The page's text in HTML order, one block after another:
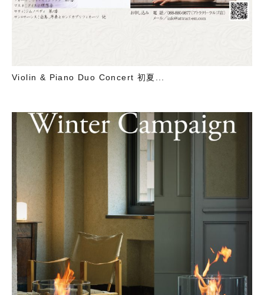
Violin & Piano Duo Concert 初夏...